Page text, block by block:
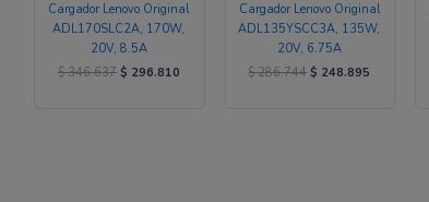
Cargador Lenovo Original
ADL170SLC2A, 170W,
20V, 8.5A
$346.637 $ 296.810
Cargador Lenovo Original
ADL135YSCC3A, 135W,
20V, 6.75A
$286.744 $ 248.895